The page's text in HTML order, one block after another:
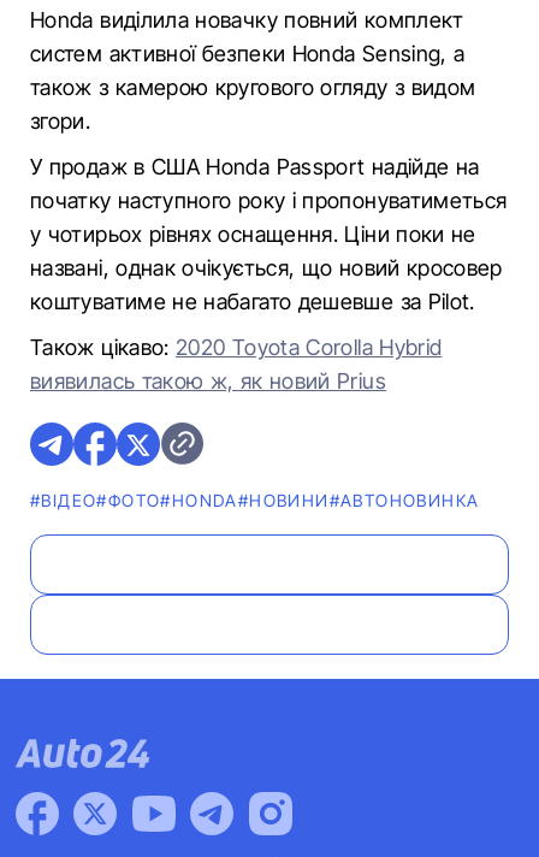
Нonda виділила новачку повний комплект
систем активної безпеки Нonda Sensing, а
також з камерою кругового огляду з видом
згори.
У продаж в США Honda Passport надійде на
початку наступного року і пропонуватиметься
у чотирьох рівнях оснащення. Ціни поки не
названі, однак очікується, що новий кросовер
коштуватиме не набагато дешевше за Pilot.
Також цікаво: 2020 Toyota Corolla Hybrid
виявилась такою ж, як новий Prius
#ВІДЕО#ФОТО#HONDA#НОВИНИ#АВТОНОВИНКА